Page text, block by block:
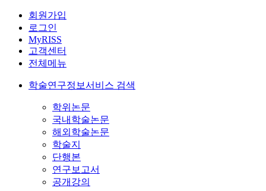
회원가입
로그인
MyRISS
고객센터
전체메뉴
학술연구정보서비스 검색
학위논문
국내학술논문
해외학술논문
학술지
단행본
연구보고서
공개강의